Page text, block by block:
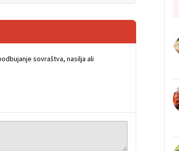
sovraštva, nasilja ali